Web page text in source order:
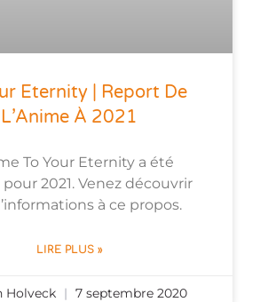
Eternity | Report De
L’Anime À 2021
To Your Eternity a été
2021. Venez découvrir
à ce propos.
LIRE PLUS »
Holveck 7 septembre 2020